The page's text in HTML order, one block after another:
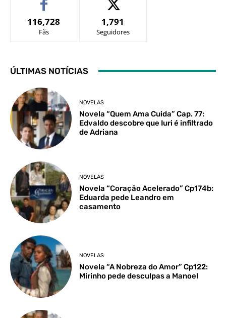
116,728
Fãs
1,791
Seguidores
ÚLTIMAS NOTÍCIAS
NOVELAS
Novela “Quem Ama Cuida” Cap. 77:
Edvaldo descobre que Iuri é infiltrado
de Adriana
NOVELAS
Novela “Coração Acelerado” Cp174b:
Eduarda pede Leandro em
casamento
NOVELAS
Novela “A Nobreza do Amor” Cp122:
Mirinho pede desculpas a Manoel